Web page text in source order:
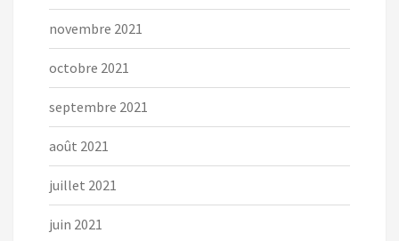
novembre 2021
octobre 2021
septembre 2021
août 2021
juillet 2021
juin 2021